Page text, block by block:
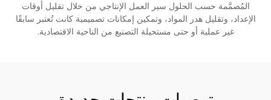
المُصمَّمة حسب الحلول سير العمل الإنتاجي من خلال تقليل أوقات
الإعداد، وتقليل هدر المواد، وتمكين إمكانات تصميمية كانت تُعتبر سابقًا
غير عملية أو حتى مستحيلة التصنيع من الناحية الاقتصادية.